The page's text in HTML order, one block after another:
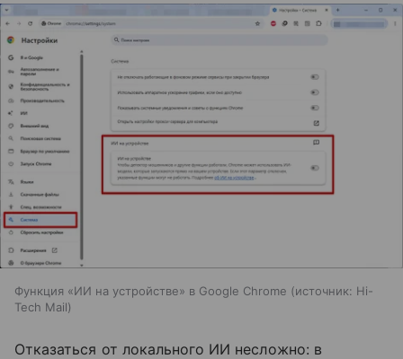
Функция «ИИ на устройстве» в Google Chrome источник: Hi-
Tech Mail
Отказаться от локального ИИ несложно: в